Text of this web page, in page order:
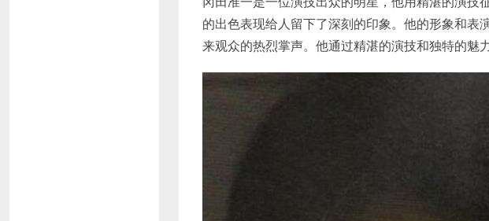
的出色表现给人留下了深刻的印象。他的形象和表
来观众的热烈掌声。他通过精湛的演技和独特的魅